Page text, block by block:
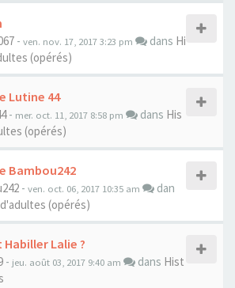
- ven. nov. 17, 2017 3:23 pm dans Hi
(opérés)
Lutine 44
- mer. oct. 11, 2017 8:58 pm dans His
(opérés)
Bambou242
- ven. oct. 06, 2017 10:35 am
dan
(opérés)
Lalie ?
- jeu. août 03, 2017 9:40 am dans Hist